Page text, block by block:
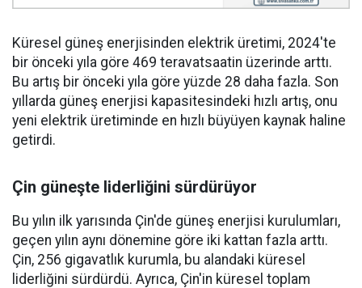
Küresel güneş enerjisinden elektrik üretimi, 2024'te
bir önceki yıla göre 469 teravatsaatin üzerinde arttı.
Bu artış bir önceki yıla göre yüzde 28 daha fazla. Son
yıllarda güneş enerjisi kapasitesindeki hızlı artış, onu
yeni elektrik üretiminde en hızlı büyüyen kaynak haline
getirdi.
Çin güneşte liderliğini sürdürüyor
Bu yılın ilk yarısında Çin'de güneş enerjisi kurulumları,
geçen yılın aynı dönemine göre iki kattan fazla arttı.
Çin, 256 gigavatlık kurumla, bu alandaki küresel
liderliğini sürdürdü. Ayrıca, Çin'in küresel toplam